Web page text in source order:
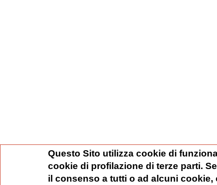
Questo Sito utilizza cookie di
cookie di profilazione di terze parti.
il consenso a tutti o ad alcuni